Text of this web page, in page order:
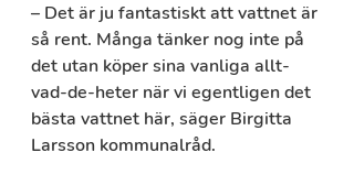
– Det är ju fantastiskt att vattnet är
så rent. Många tänker nog inte på
det utan köper sina vanliga allt-
vad-de-heter när vi egentligen det
bästa vattnet här, säger Birgitta
Larsson kommunalråd.